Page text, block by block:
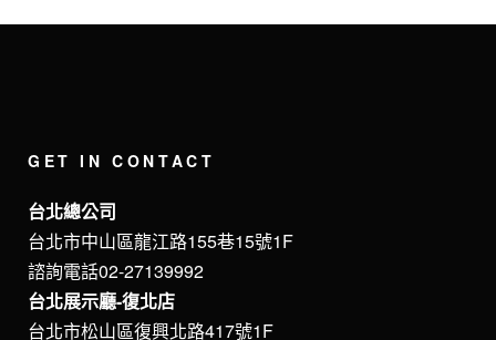
GET IN CONTACT
台北總公司
台北市中山區龍江路155巷15號1F
諮詢電話02-27139992
台北展示廳-復北店
台北市松山區復興北路417號1F